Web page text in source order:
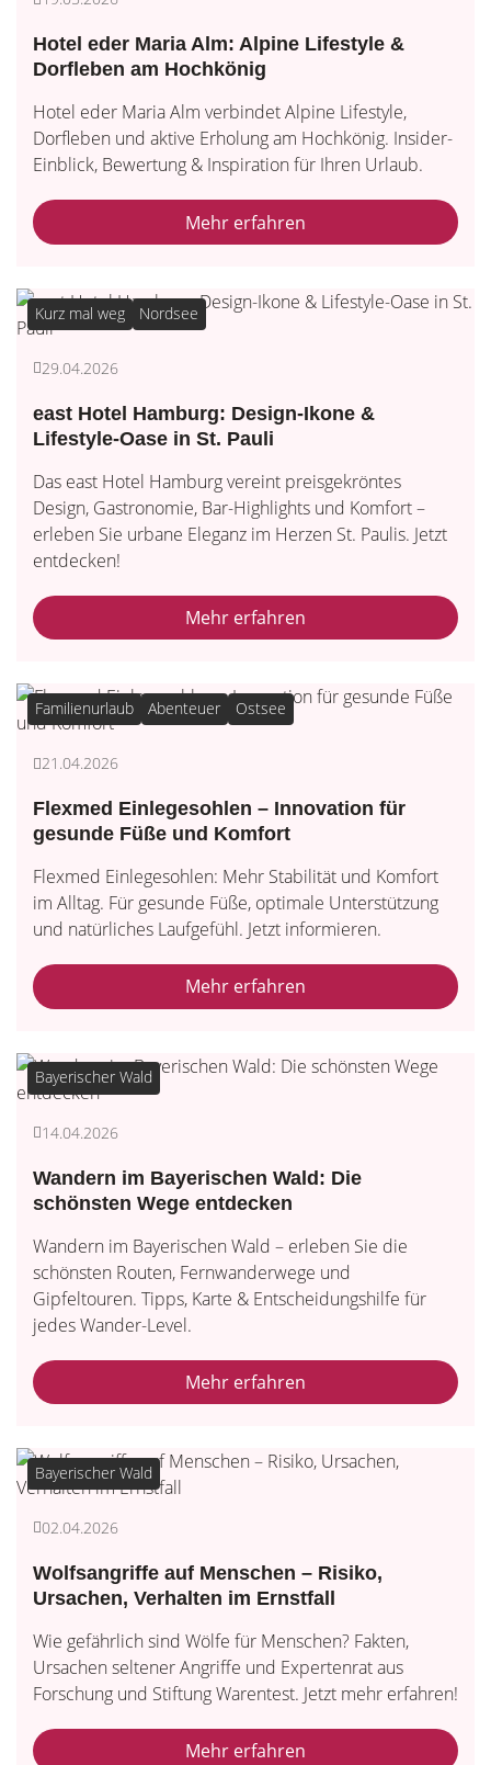
Hotel eder Maria Alm: Alpine Lifestyle &
Dorfleben am Hochkönig
Hotel eder Maria Alm verbindet Alpine Lifestyle,
Dorfleben und aktive Erholung am Hochkönig. Insider-
Einblick, Bewertung & Inspiration für Ihren Urlaub.
Mehr erfahren
Kurz mal weg Nordsee
29.04.2026
east Hotel Hamburg: Design-Ikone &
Lifestyle-Oase in St. Pauli
Das east Hotel Hamburg vereint preisgekröntes
Design, Gastronomie, Bar-Highlights und Komfort –
erleben Sie urbane Eleganz im Herzen St. Paulis. Jetzt
entdecken!
Mehr erfahren
Familienurlaub Abenteuer Ostsee
21.04.2026
Flexmed Einlegesohlen – Innovation für
gesunde Füße und Komfort
Flexmed Einlegesohlen: Mehr Stabilität und Komfort
im Alltag. Für gesunde Füße, optimale Unterstützung
und natürliches Laufgefühl. Jetzt informieren.
Mehr erfahren
Bayerischer Wald
14.04.2026
Wandern im Bayerischen Wald: Die
schönsten Wege entdecken
Wandern im Bayerischen Wald – erleben Sie die
schönsten Routen, Fernwanderwege und
Gipfeltouren. Tipps, Karte & Entscheidungshilfe für
jedes Wander-Level.
Mehr erfahren
Bayerischer Wald
02.04.2026
Wolfsangriffe auf Menschen – Risiko,
Ursachen, Verhalten im Ernstfall
Wie gefährlich sind Wölfe für Menschen? Fakten,
Ursachen seltener Angriffe und Expertenrat aus
Forschung und Stiftung Warentest. Jetzt mehr erfahren!
Mehr erfahren